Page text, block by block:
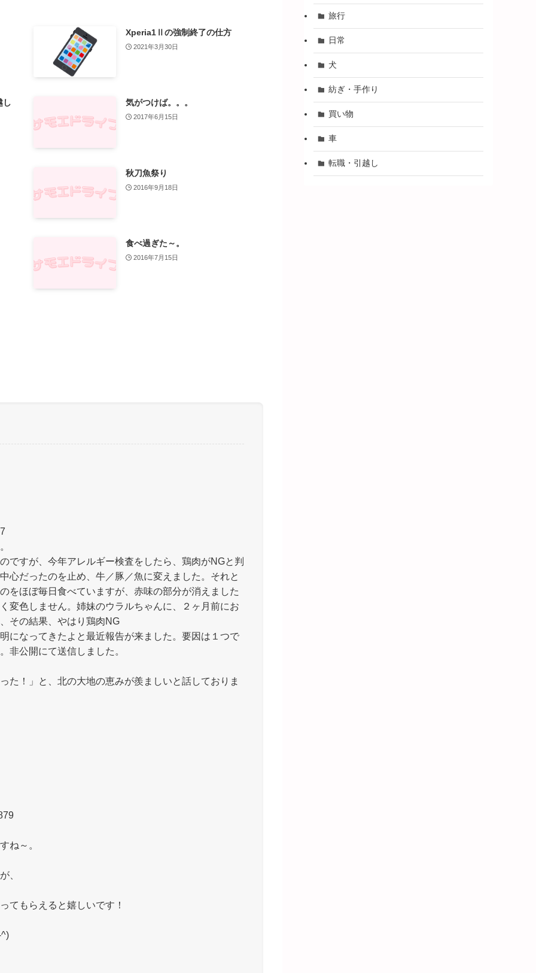
Xperia1Ⅱの強制終了の仕方
2021年3月30日
し 気がつけば。。。
2017年6月15日
秋刀魚祭り
2016年9月18日
食べ過ぎた～。
2016年7月15日
ですが、今年アレルギー検査をしたら、鶏肉がNGと判
心だったのを止め、牛／豚／魚に変えました。それと
をほぼ毎日食べていますが、赤味の部分が消えました
変色しません。姉妹のウラルちゃんに、２ヶ月前にお
その結果、やはり鶏肉NG
になってきたよと最近報告が来ました。要因は１つで
非公開にて送信しました。
た！」と、北の大地の恵みが羨ましいと話しておりま
ね～。
、
もらえると嬉しいです！
旅行
日常
犬
紡ぎ・手作り
買い物
車
転職・引越し